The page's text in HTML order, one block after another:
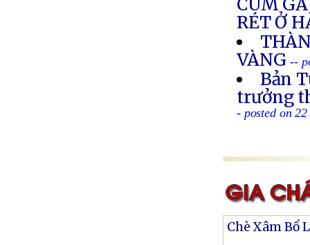
CÚM
RÉT Ở
VÀNG --
Bản
trưởng
- posted on
Chè Xâm Bổ